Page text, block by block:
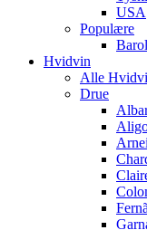
USA
Populære
Hvidvin
Alle
Drue